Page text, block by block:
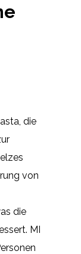
die
von
die
MI